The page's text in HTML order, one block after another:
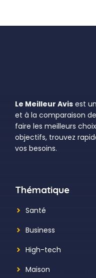
Le Meilleur Avis est
et à la comparaison
faire les meilleurs
objectifs, trouvez
vos besoins.
Thématique
Santé
Business
High-tech
Maison